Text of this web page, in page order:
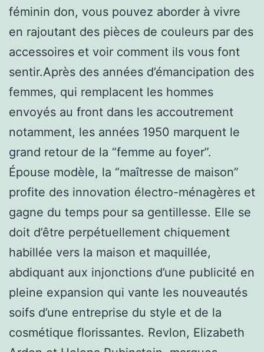
féminin don, vous pouvez aborder à vivre
en rajoutant des pièces de couleurs par des
accessoires et voir comment ils vous font
sentir.Après des années d’émancipation des
femmes, qui remplacent les hommes
envoyés au front dans les accoutrement
notamment, les années 1950 marquent le
grand retour de la “femme au foyer”.
Épouse modèle, la “maîtresse de maison”
profite des innovation électro-ménagères et
gagne du temps pour sa gentillesse. Elle se
doit d’être perpétuellement chiquement
habillée vers la maison et maquillée,
abdiquant aux injonctions d’une publicité en
pleine expansion qui vante les nouveautés
soifs d’une entreprise du style et de la
cosmétique florissantes. Revlon, Elizabeth